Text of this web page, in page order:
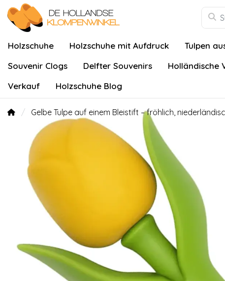
Holzschuhe Holzschuhe mit Aufdruck Tulpen
Souvenir Clogs
Delfter Souvenirs Holländische
Verkauf
Holzschuhe Blog
Gelbe Tulpe auf einem Bleistift – fröhlich,